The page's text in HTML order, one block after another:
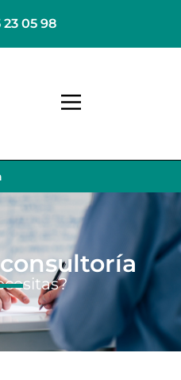
23 05 98